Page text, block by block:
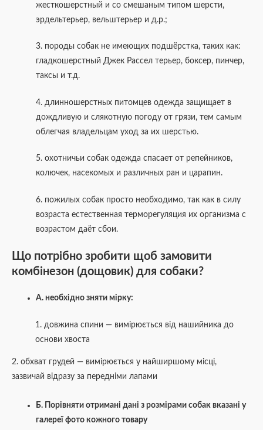
жесткошерстный и со смешаным типом шерсти,
эрдельтерьер, вельштерьер и д.р.;
3. породы собак не имеющих подшёрстка, таких как:
гладкошерстный Джек Рассел терьер, боксер, пинчер,
таксы и т.д.
4. длинношерстных питомцев одежда защищает в
дождливую и слякотную погоду от грязи, тем самым
облегчая владельцам уход за их шерстью.
5. охотничьи собак одежда спасает от репейников,
колючек, насекомых и различных ран и царапин.
6. пожилых собак просто необходимо, так как в силу
возраста естественная терморегуляция их организма с
возрастом даёт сбои.
Що потрібно зробити щоб замовити
комбінезон (дощовик) для собаки?
А. необхідно зняти мірку:
1. довжина спини — вимірюється від нашийника до
основи хвоста
2. обхват грудей — вимірюється у найширшому місці,
зазвичай відразу за передніми лапами
Б. Порівняти отримані дані з розмірами собак вказані у
галереї фото кожного товару